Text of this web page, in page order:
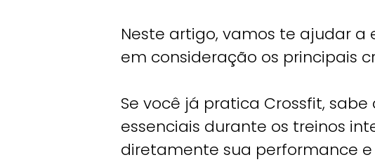
Neste artigo, vamos te ajudar a
em consideração os principais
Se você já pratica Crossfit,
essenciais durante os treinos
diretamente sua performance e